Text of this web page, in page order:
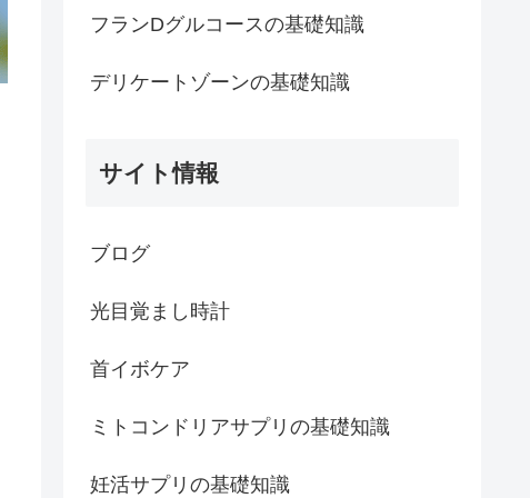
フランDグルコースの基礎知識
デリケートゾーンの基礎知識
サイト情報
ブログ
光目覚まし時計
首イボケア
ミトコンドリアサプリの基礎知識
妊活サプリの基礎知識